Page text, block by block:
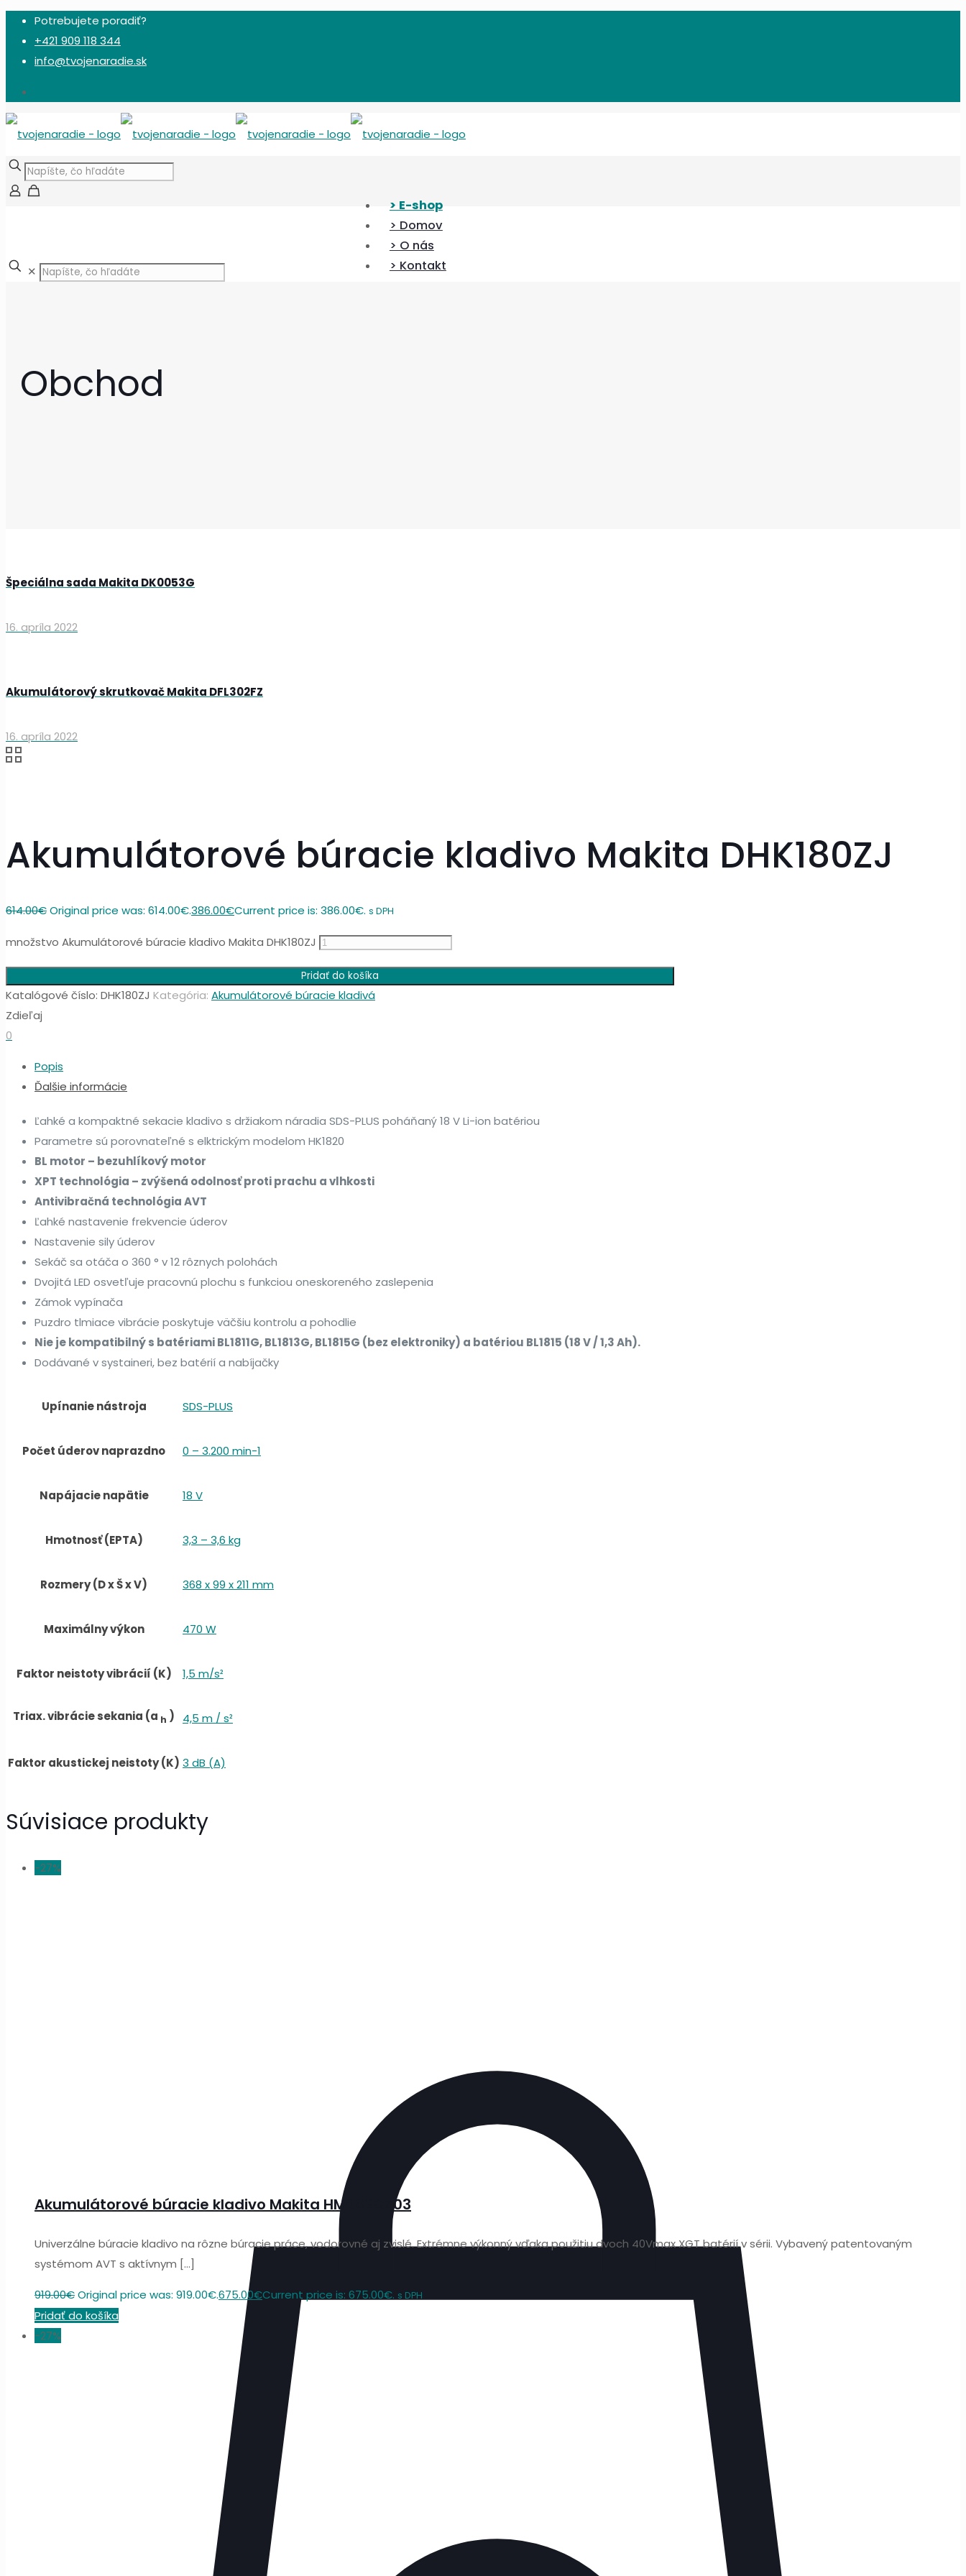
Potrebujete poradiť?
+421 909 118 344
info@tvojenaradie.sk
> E-shop
> Domov
> O nás
> Kontakt
✕
Obchod
Špeciálna sada Makita DK0053G
16. apríla 2022
Akumulátorový skrutkovač Makita DFL302FZ
16. apríla 2022
Akumulátorové búracie kladivo Makita DHK180ZJ
614.00€Original price was: 614.00€.386.00€Current price is: 386.00€. s DPH
množstvo Akumulátorové búracie kladivo Makita DHK180ZJ
Pridať do košíka
Katalógové číslo: DHK180ZJ Kategória: Akumulátorové búracie kladivá
Zdieľaj
0
Popis
Ďalšie informácie
Ľahké a kompaktné sekacie kladivo s držiakom náradia SDS-PLUS poháňaný 18 V Li-ion batériou
Parametre sú porovnateľné s elktrickým modelom HK1820
BL motor – bezuhlíkový motor
XPT technológia – zvýšená odolnosť proti prachu a vlhkosti
Antivibračná technológia AVT
Ľahké nastavenie frekvencie úderov
Nastavenie sily úderov
Sekáč sa otáča o 360 ° v 12 rôznych polohách
Dvojitá LED osvetľuje pracovnú plochu s funkciou oneskoreného zaslepenia
Zámok vypínača
Puzdro tlmiace vibrácie poskytuje väčšiu kontrolu a pohodlie
Nie je kompatibilný s batériami BL1811G, BL1813G, BL1815G (bez elektroniky) a batériou BL1815 (18 V / 1,3 Ah).
Dodávané v systaineri, bez batérií a nabíjačky
Upínanie nástroja SDS-PLUS
Počet úderov naprazdno 0 – 3.200 min-1
Napájacie napätie 18 V
Hmotnosť (EPTA) 3,3 – 3,6 kg
Rozmery (D x Š x V) 368 x 99 x 211 mm
Maximálny výkon 470 W
Faktor neistoty vibrácií (K) 1,5 m/s²
Triax. vibrácie sekania (a h ) 4,5 m / s²
Faktor akustickej neistoty (K) 3 dB (A)
Súvisiace produkty
-27%
Akumulátorové búracie kladivo Makita HM002GZ03
Univerzálne búracie kladivo na rôzne búracie práce, vodorovné aj zvislé. Extrémne výkonný vďaka použitiu dvoch 40Vmax XGT batérií v sérii. Vybavený patentovaným
systémom AVT s aktívnym […]
919.00€Original price was: 919.00€.675.00€Current price is: 675.00€. s DPH
Pridať do košíka
-27%